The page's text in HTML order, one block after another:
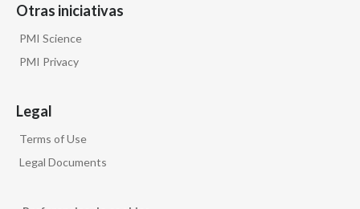
Otras iniciativas
PMI Science
PMI Privacy
Legal
Terms of Use
Legal Documents